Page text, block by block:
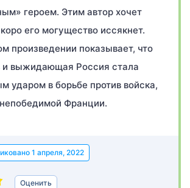
героем. Этим автор хочет
его могущество иссякнет.
произведении показывает, что
и выжидающая Россия стала
ударом в борьбе против войска,
Франции.
1 апреля, 2022
Оценить